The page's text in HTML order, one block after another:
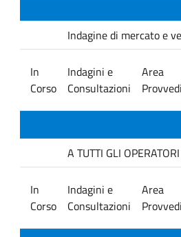
Indagine di mercato e
In
Corso
Indagini e
Consultazioni
Area
A TUTTI GLI
In
Corso
Indagini e
Consultazioni
Area